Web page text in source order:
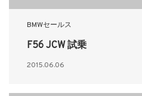
BMWセールス
F56 JCW 試乗
2015.06.06